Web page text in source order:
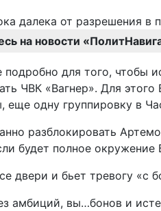
на новости
для того, чтобы
ЧВК «Вагнер». Для
одну группировку в
разблокировать
будет полное
двери и бьет тревогу
амбиций, вы…бонов и